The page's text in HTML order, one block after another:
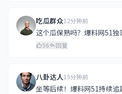
吃瓜群众12分钟前
这个瓜保熟吗？爆料网51
56 回复
八卦达人15分钟前
坐等后续！爆料网51持续追